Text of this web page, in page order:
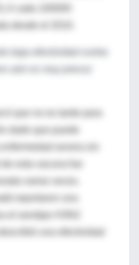
severa sin
esta vacuna fue
varias veces.
reportaron una